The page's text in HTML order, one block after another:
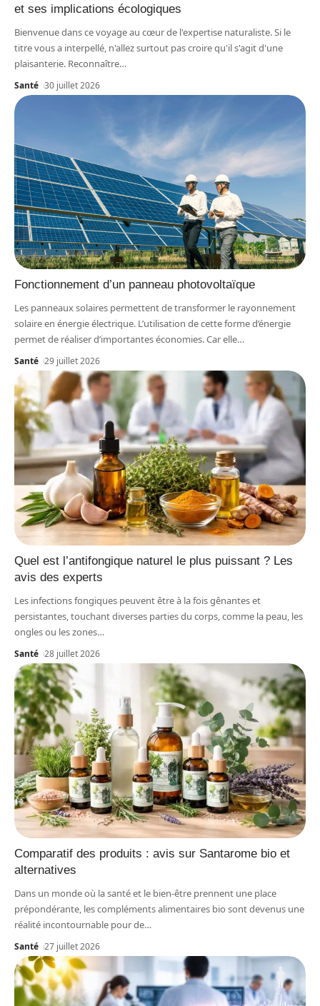
et ses implications écologiques
Bienvenue dans ce voyage au cœur de l'expertise naturaliste. Si le
titre vous a interpellé, n'allez surtout pas croire qu'il s'agit d'une
plaisanterie. Reconnaître…
Santé 30 juillet 2026
Fonctionnement d’un panneau photovoltaïque
Les panneaux solaires permettent de transformer le rayonnement
solaire en énergie électrique. L’utilisation de cette forme d’énergie
permet de réaliser d’importantes économies. Car elle…
Santé 29 juillet 2026
Quel est l’antifongique naturel le plus puissant ? Les
avis des experts
Les infections fongiques peuvent être à la fois gênantes et
persistantes, touchant diverses parties du corps, comme la peau, les
ongles ou les zones…
Santé 28 juillet 2026
Comparatif des produits : avis sur Santarome bio et
alternatives
Dans un monde où la santé et le bien-être prennent une place
prépondérante, les compléments alimentaires bio sont devenus une
réalité incontournable pour de…
Santé 27 juillet 2026